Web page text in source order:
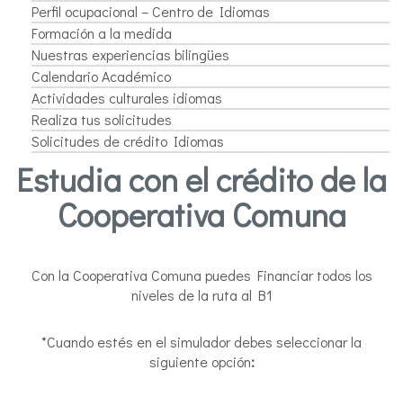
Perfil ocupacional – Centro de Idiomas
Formación a la medida
Nuestras experiencias bilingües
Calendario Académico
Actividades culturales idiomas
Realiza tus solicitudes
Solicitudes de crédito Idiomas
Estudia con el crédito de la
Cooperativa Comuna
Con la Cooperativa Comuna puedes Financiar todos los
niveles de la ruta al B1
*Cuando estés en el simulador debes seleccionar la
siguiente opción: